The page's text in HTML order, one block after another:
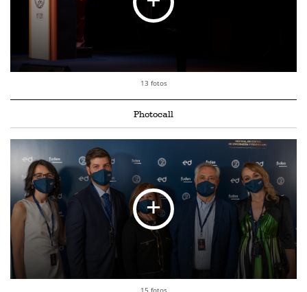
13 fotos
Photocall